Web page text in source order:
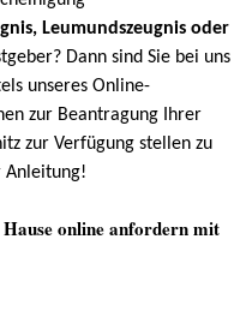
Leumundszeugnis oder
Dann sind Sie bei uns
unseres Online-
zur Beantragung Ihrer
zur Verfügung stellen zu
Anleitung!
Hause online anfordern mit